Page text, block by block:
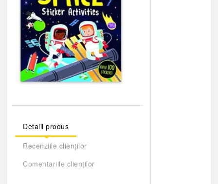
Detalii produs
Recenziile clienților
Comentariile clienților